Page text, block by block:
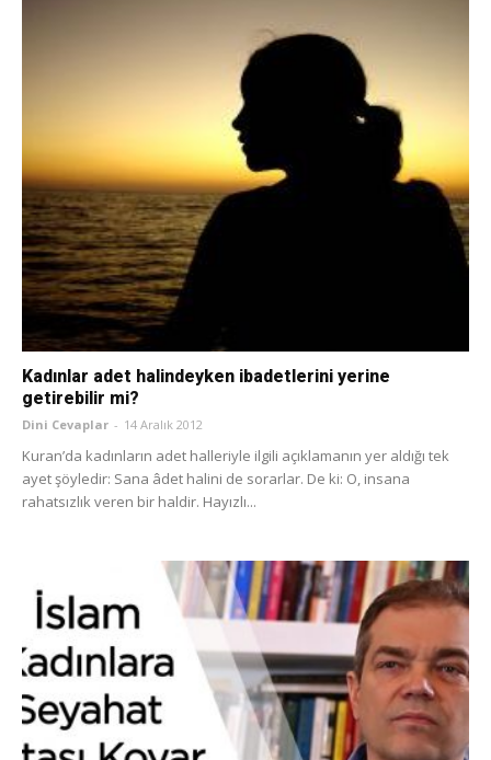
Kadınlar adet halindeyken ibadetlerini yerine
getirebilir mi?
Dini Cevaplar - 14 Aralık 2012
Kuran’da kadınların adet halleriyle ilgili açıklamanın yer aldığı tek
ayet şöyledir: Sana âdet halini de sorarlar. De ki: O, insana
rahatsızlık veren bir haldir. Hayızlı...